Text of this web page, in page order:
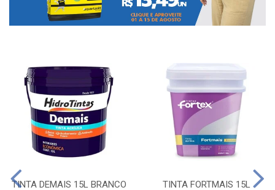
TINTA DEMAIS 15L BRANCO TINTA FORTMAIS 15L